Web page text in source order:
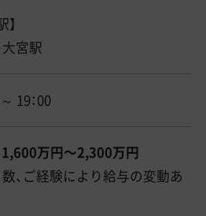
】
宮駅
19：00
1,600万円〜2,300万円
、ご経験により給与の変動あ